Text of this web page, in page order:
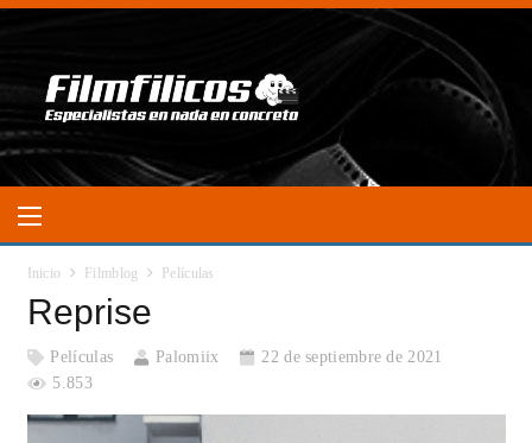
Inicio Filmblog Películas
Reprise
Películas Palomiix
22 de septiembre de 2021
5.853